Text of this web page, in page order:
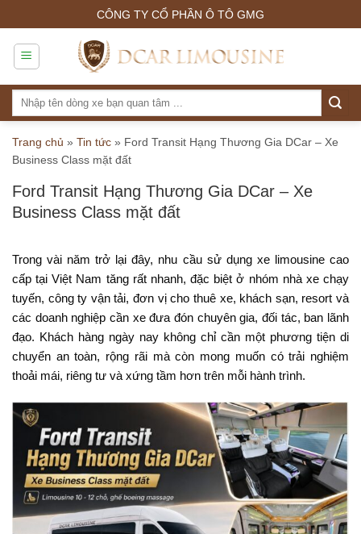
to
content
CÔNG TY CỔ PHẦN Ô TÔ GMG
Tìm
kiếm:
Trang chủ » Tin tức » Ford Transit Hạng Thương Gia DCar – Xe
Business Class mặt đất
Ford Transit Hạng Thương Gia DCar – Xe
Business Class mặt đất
Trong vài năm trở lại đây, nhu cầu sử dụng xe limousine cao
cấp tại Việt Nam tăng rất nhanh, đặc biệt ở nhóm nhà xe chạy
tuyến, công ty vận tải, đơn vị cho thuê xe, khách sạn, resort và
các doanh nghiệp cần xe đưa đón chuyên gia, đối tác, ban lãnh
đạo. Khách hàng ngày nay không chỉ cần một phương tiện di
chuyển an toàn, rộng rãi mà còn mong muốn có trải nghiệm
thoải mái, riêng tư và xứng tầm hơn trên mỗi hành trình.